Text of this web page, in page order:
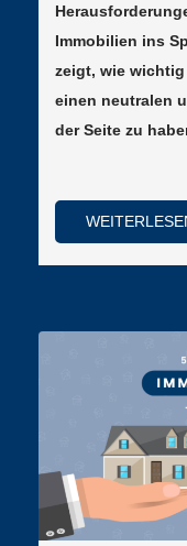
Immobilien ins
zeigt, wie
einen neutralen
der Seite zu